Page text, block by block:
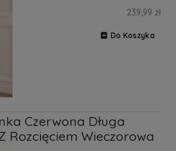
239,99 zł
Do Koszyka
Czerwona Długa
Rozcięciem Wieczorowa